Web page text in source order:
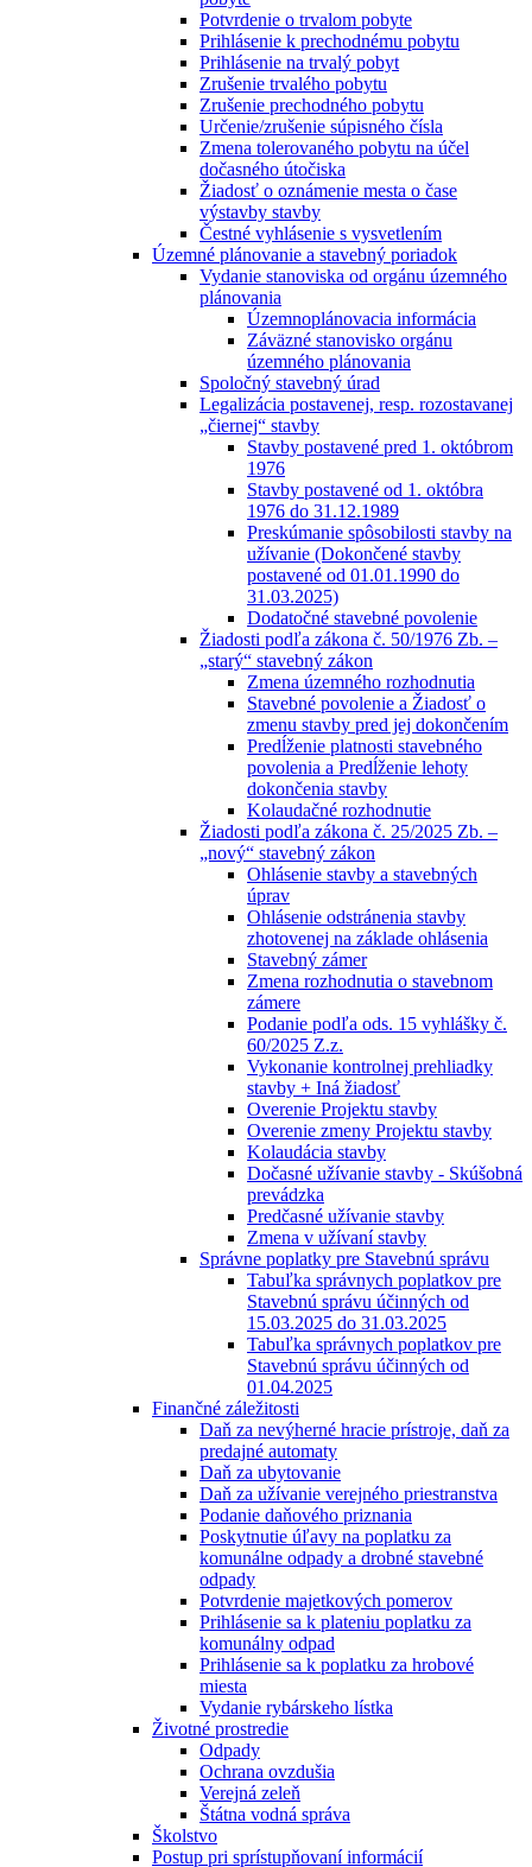
Potvrdenie o trvalom pobyte
Prihlásenie k prechodnému pobytu
Prihlásenie na trvalý pobyt
Zrušenie trvalého pobytu
Zrušenie prechodného pobytu
Určenie/zrušenie súpisného čísla
Zmena tolerovaného pobytu na účel
dočasného útočiska
Žiadosť o oznámenie mesta o čase
výstavby stavby
Čestné vyhlásenie s vysvetlením
Územné plánovanie a stavebný poriadok
Vydanie stanoviska od orgánu územného
plánovania
Územnoplánovacia informácia
Záväzné stanovisko orgánu
územného plánovania
Spoločný stavebný úrad
Legalizácia postavenej, resp. rozostavanej
„čiernej“ stavby
Stavby postavené pred 1. októbrom
1976
Stavby postavené od 1. októbra
1976 do 31.12.1989
Preskúmanie spôsobilosti stavby na
užívanie (Dokončené stavby
postavené od 01.01.1990 do
31.03.2025)
Dodatočné stavebné povolenie
Žiadosti podľa zákona č. 50/1976 Zb. –
„starý“ stavebný zákon
Zmena územného rozhodnutia
Stavebné povolenie a Žiadosť o
zmenu stavby pred jej dokončením
Predĺženie platnosti stavebného
povolenia a Predĺženie lehoty
dokončenia stavby
Kolaudačné rozhodnutie
Žiadosti podľa zákona č. 25/2025 Zb. –
„nový“ stavebný zákon
Ohlásenie stavby a stavebných
úprav
Ohlásenie odstránenia stavby
zhotovenej na základe ohlásenia
Stavebný zámer
Zmena rozhodnutia o stavebnom
zámere
Podanie podľa ods. 15 vyhlášky č.
60/2025 Z.z.
Vykonanie kontrolnej prehliadky
stavby + Iná žiadosť
Overenie Projektu stavby
Overenie zmeny Projektu stavby
Kolaudácia stavby
Dočasné užívanie stavby - Skúšobná
prevádzka
Predčasné užívanie stavby
Zmena v užívaní stavby
Správne poplatky pre Stavebnú správu
Tabuľka správnych poplatkov pre
Stavebnú správu účinných od
15.03.2025 do 31.03.2025
Tabuľka správnych poplatkov pre
Stavebnú správu účinných od
01.04.2025
Finančné záležitosti
Daň za nevýherné hracie prístroje, daň za
predajné automaty
Daň za ubytovanie
Daň za užívanie verejného priestranstva
Podanie daňového priznania
Poskytnutie úľavy na poplatku za
komunálne odpady a drobné stavebné
odpady
Potvrdenie majetkových pomerov
Prihlásenie sa k plateniu poplatku za
komunálny odpad
Prihlásenie sa k poplatku za hrobové
miesta
Vydanie rybárskeho lístka
Životné prostredie
Odpady
Ochrana ovzdušia
Verejná zeleň
Štátna vodná správa
Školstvo
Postup pri sprístupňovaní informácií